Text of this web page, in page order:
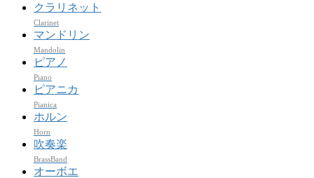
クラリネット
Clarinet
マンドリン
Mandolin
ピアノ
Piano
ピアニカ
Pianica
ホルン
Horn
吹奏楽
BrassBand
オーボエ